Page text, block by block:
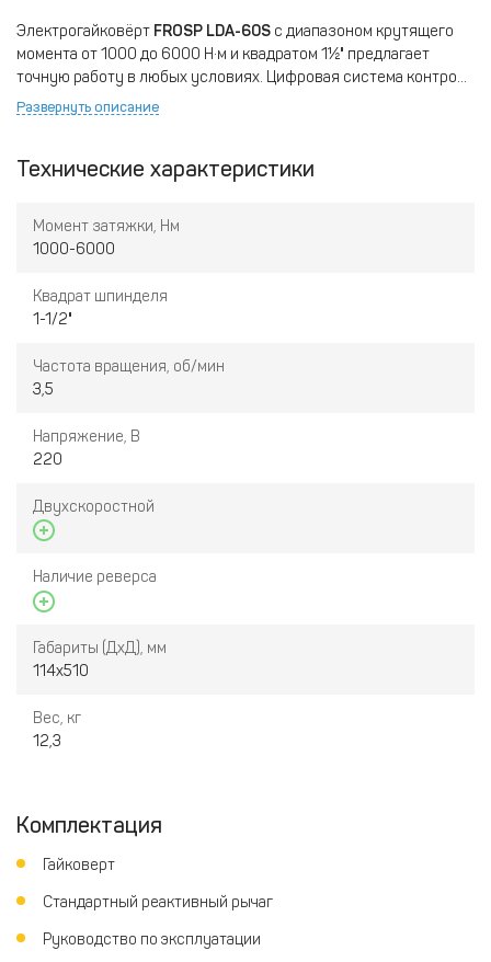
Электрогайковёрт FROSP LDA-60S с диапазоном крутящего
момента от 1000 до 6000 Н·м и квадратом 1½" предлагает
точную работу в любых условиях. Цифровая система контроля
с ЖК-дисплеем делает затяжку ещё более точной.
рукоятка обеспечивают комфортную эксплуатацию.
Развернуть описание
Технические характеристики
Момент затяжки, Нм
1000-6000
Квадрат шпинделя
1-1/2"
Частота вращения, об/мин
3,5
Напряжение, В
220
Двухскоростной
Наличие реверса
Габариты (ДхД), мм
114х510
Вес, кг
12,3
Комплектация
Гайковерт
Стандартный реактивный рычаг
Руководство по эксплуатации